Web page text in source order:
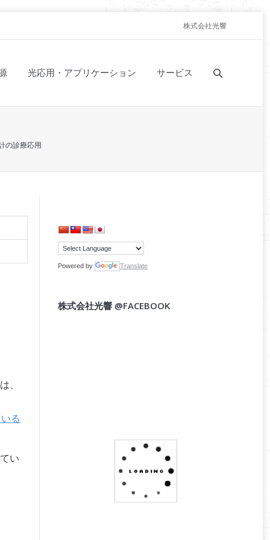
株式会社光響
光応用・アプリケーション サービス
の診療応用
、
る
い
Powered by Translate
株式会社光響 @FACEBOOK